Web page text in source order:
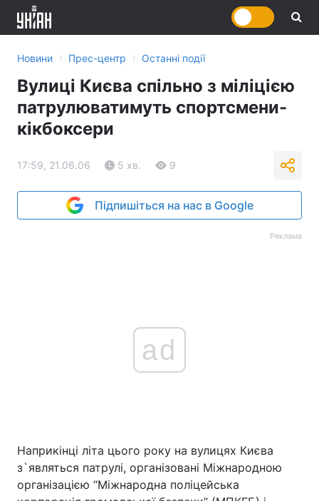
Новини › Прес-центр › Останні події
Вулиці Києва спільно з міліцією
патрулюватимуть спортсмени-
кікбоксери
17:59, 21.06.06 5 хв. 9
Підпишіться на нас в Google
Реклама
ad
Наприкінці літа цього року на вулицях Києва
з`являться патрулі, організовані Міжнародною
організацією “Міжнародна поліцейська